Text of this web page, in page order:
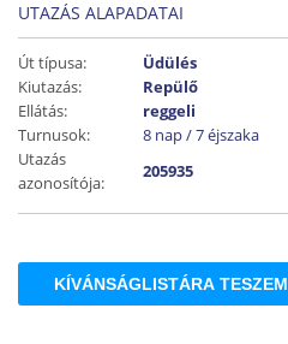
UTAZÁS ALAPADATAI
Út típusa:
Üdülés
Kiutazás:
Repülő
Ellátás:
reggeli
Turnusok:
8 nap / 7 éjszaka
Utazás
azonosítója:
205935
KÍVÁNSÁGLISTÁRA TESZEM